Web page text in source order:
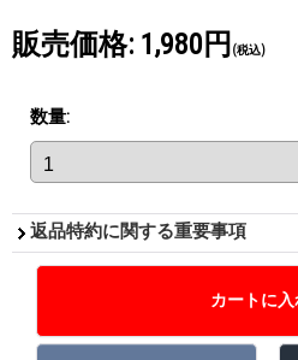
販売価格: 1,980円 (税込)
数量:
返品特約に関する重要事項